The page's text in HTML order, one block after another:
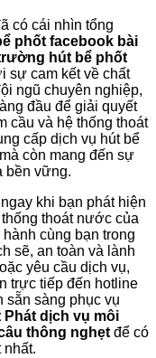
có cái nhìn tổng
phốt facebook bài
hút bể phốt
sự cam kết về chất
ngũ chuyên nghiệp,
đầu để giải quyết
cầu và hệ thống thoát
cấp dịch vụ hút bể
còn mang đến sự
bền vững.
khi bạn phát hiện
thoát nước của
cùng bạn trong
sẽ, an toàn và lành
yêu cầu dịch vụ,
trực tiếp đến hotline
sẵn sàng phục vụ
Phát dịch vụ môi
thông nghẹtđể có